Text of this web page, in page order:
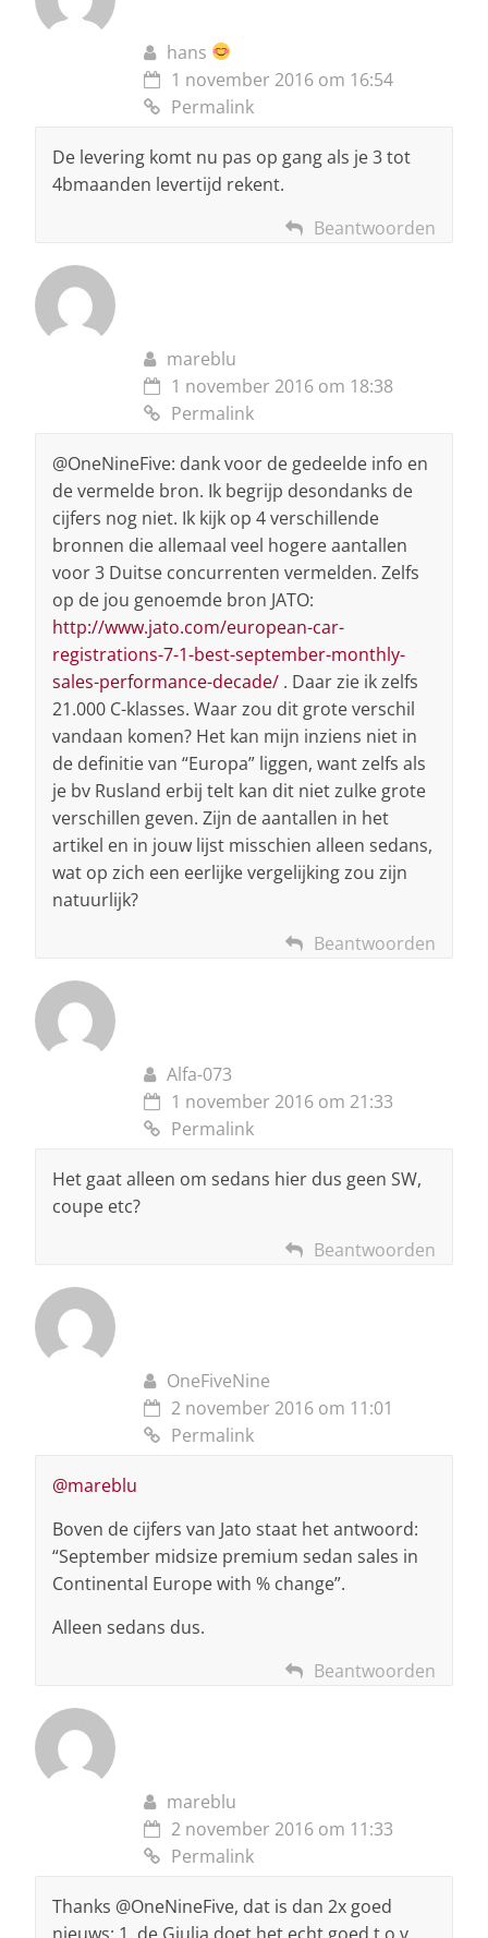
hans
1 november 2016 om 16:54
Permalink
De levering komt nu pas op gang als je 3 tot
4bmaanden levertijd rekent.
Beantwoorden
mareblu
1 november 2016 om 18:38
Permalink
@OneNineFive: dank voor de gedeelde info en
de vermelde bron. Ik begrijp desondanks de
cijfers nog niet. Ik kijk op 4 verschillende
bronnen die allemaal veel hogere aantallen
voor 3 Duitse concurrenten vermelden. Zelfs
op de jou genoemde bron JATO:
http://www.jato.com/european-car-
registrations-7-1-best-september-monthly-
sales-performance-decade/ . Daar zie ik zelfs
21.000 C-klasses. Waar zou dit grote verschil
vandaan komen? Het kan mijn inziens niet in
de definitie van “Europa” liggen, want zelfs als
je bv Rusland erbij telt kan dit niet zulke grote
verschillen geven. Zijn de aantallen in het
artikel en in jouw lijst misschien alleen sedans,
wat op zich een eerlijke vergelijking zou zijn
natuurlijk?
Beantwoorden
Alfa-073
1 november 2016 om 21:33
Permalink
Het gaat alleen om sedans hier dus geen SW,
coupe etc?
Beantwoorden
OneFiveNine
2 november 2016 om 11:01
Permalink
@mareblu
Boven de cijfers van Jato staat het antwoord:
“September midsize premium sedan sales in
Continental Europe with % change”.
Alleen sedans dus.
Beantwoorden
mareblu
2 november 2016 om 11:33
Permalink
Thanks @OneNineFive, dat is dan 2x goed